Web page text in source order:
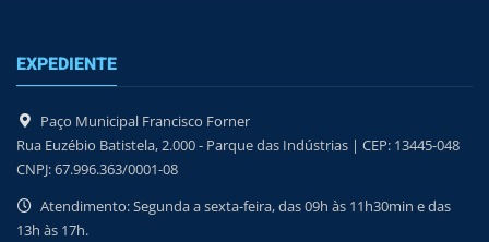
EXPEDIENTE
Paço Municipal Francisco Forner
Rua Euzébio Batistela, 2.000 - Parque das Indústrias | CEP: 13445-048
CNPJ: 67.996.363/0001-08
Atendimento: Segunda a sexta-feira, das 09h às 11h30min e das
13h às 17h.